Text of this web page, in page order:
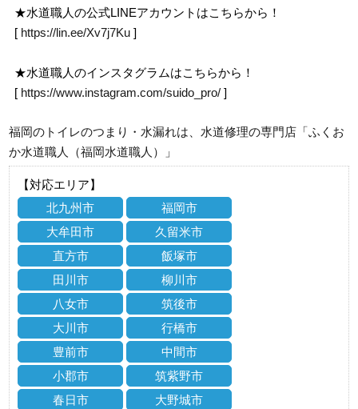
★水道職人の公式LINEアカウントはこちらから！
[ https://lin.ee/Xv7j7Ku ]
★水道職人のインスタグラムはこちらから！
[ https://www.instagram.com/suido_pro/ ]
福岡のトイレのつまり・水漏れは、水道修理の専門店「ふくお
か水道職人（福岡水道職人）」
【対応エリア】
北九州市
福岡市
大牟田市
久留米市
直方市
飯塚市
田川市
柳川市
八女市
筑後市
大川市
行橋市
豊前市
中間市
小郡市
筑紫野市
春日市
大野城市